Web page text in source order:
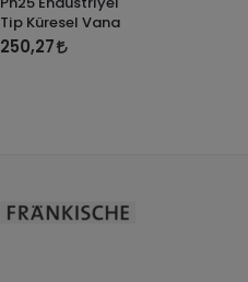
Tip Küresel Vana
250,27